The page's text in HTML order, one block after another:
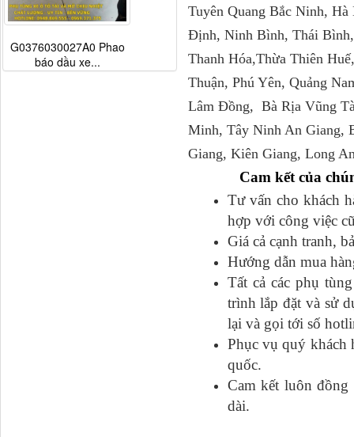
Tuyên Quang Bắc Ninh,
Định, Ninh Bình, Thái
Thanh Hóa,Thừa Thiên
Thuận, Phú Yên, Quảng
Lâm Đồng, Bà Rịa Vũng
Minh, Tây Ninh An Giang,
Giang, Kiên Giang, Long
Cam kết của
Tư vấn cho khách
hợp với công việc
Giá cả cạnh tranh,
Hướng dẫn mua
Tất cả các phụ
trình lắp đặt và sử
lại và gọi tới số
Phục vụ quý khách
quốc.
Cam kết luôn
dài.
G0376030027A0 Phao
báo dầu xe...